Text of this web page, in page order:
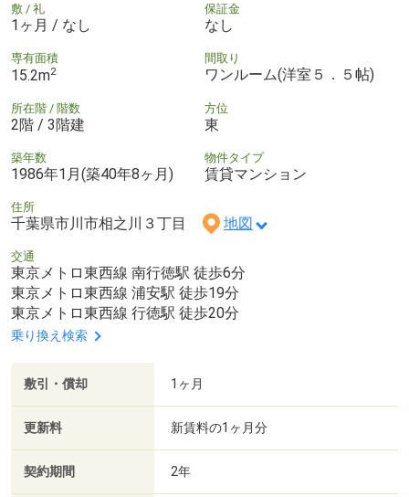
敷 / 礼
1ヶ月 / なし
保証金
なし
専有面積
15.2m2
間取り
ワンルーム(洋室５．５帖)
所在階 / 階数
2階 / 3階建
方位
東
築年数
1986年1月(築40年8ヶ月)
物件タイプ
賃貸マンション
住所
千葉県市川市相之川３丁目 地図
交通
東京メトロ東西線 南行徳駅 徒歩6分
東京メトロ東西線 浦安駅 徒歩19分
東京メトロ東西線 行徳駅 徒歩20分
乗り換え検索
敷引・償却 1ヶ月
更新料 新賃料の1ヶ月分
契約期間 2年